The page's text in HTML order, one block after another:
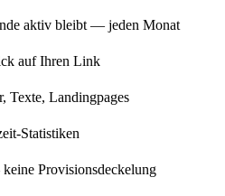
aktiv bleibt — jeden Monat
auf Ihren Link
Texte, Landingpages
Statistiken
Provisionsdeckelung